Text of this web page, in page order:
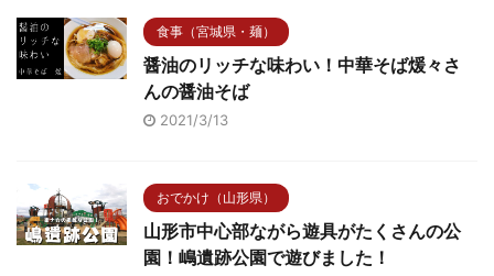
食事（宮城県・麺）
醤油のリッチな味わい！中華そば煖々さ
んの醤油そば
2021/3/13
おでかけ（山形県）
山形市中心部ながら遊具がたくさんの公
園！嶋遺跡公園で遊びました！